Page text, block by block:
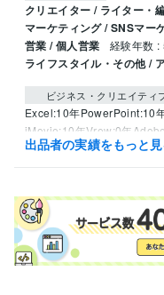
クリエイター / ライター・
マーケティング / SNSマー
営業 / 個人営業 経験年数 :
ライフスタイル・その他 /
ビジネス・クリエイティ
Excel:10年PowerPoint:10
iMovie:10年Vrew:0年
Adobe InDesign:1年
出品者の実績をもっと